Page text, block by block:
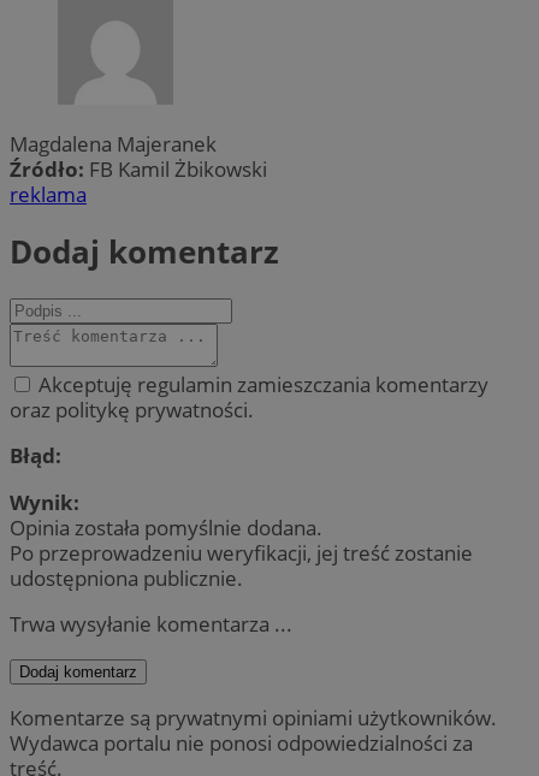
Magdalena Majeranek
Źródło: FB Kamil Żbikowski
reklama
Dodaj komentarz
Akceptuję regulamin zamieszczania komentarzy
oraz politykę prywatności.
Błąd:
Wynik:
Opinia została pomyślnie dodana.
Po przeprowadzeniu weryfikacji, jej treść zostanie
udostępniona publicznie.
Trwa wysyłanie komentarza ...
Dodaj komentarz
Komentarze są prywatnymi opiniami użytkowników.
Wydawca portalu nie ponosi odpowiedzialności za
treść.